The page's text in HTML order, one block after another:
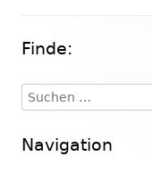
Haupt-
Seitenleiste
Finde:
Suchen
nach:
Navigation